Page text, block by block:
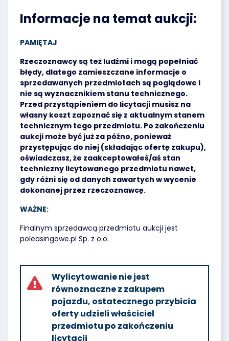
Informacje na temat aukcji:
PAMIĘTAJ
Rzeczoznawcy są też ludźmi i mogą popełniać
błędy, dlatego zamieszczane informacje o
sprzedawanych przedmiotach są poglądowe i
nie są wyznacznikiem stanu technicznego.
Przed przystąpieniem do licytacji musisz na
własny koszt zapoznać się z aktualnym stanem
technicznym tego przedmiotu. Po zakończeniu
aukcji może być już za późno, ponieważ
przystępując do niej (składając ofertę zakupu),
oświadczasz, że zaakceptowałeś/aś stan
techniczny licytowanego przedmiotu nawet,
gdy różni się od danych zawartych w wycenie
dokonanej przez rzeczoznawcę.
WAŻNE:
Finalnym sprzedawcą przedmiotu aukcji jest
poleasingowe.pl Sp. z o.o.
Wylicytowanie nie jest
równoznaczne z zakupem
pojazdu, ostatecznego przybicia
oferty udzieli właściciel
przedmiotu po zakończeniu
licytacji